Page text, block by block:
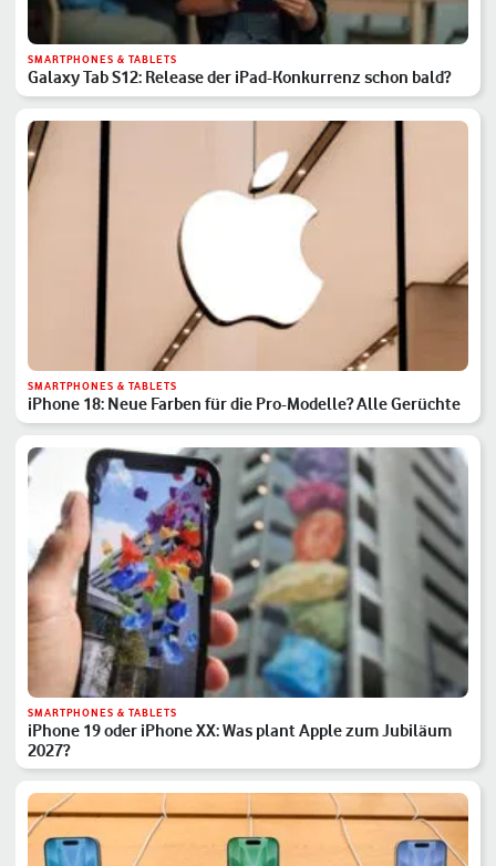
SMARTPHONES & TABLETS
Galaxy Tab S12: Release der iPad-Konkurrenz schon bald?
SMARTPHONES & TABLETS
iPhone 18: Neue Farben für die Pro-Modelle? Alle Gerüchte
SMARTPHONES & TABLETS
iPhone 19 oder iPhone XX: Was plant Apple zum Jubiläum
2027?